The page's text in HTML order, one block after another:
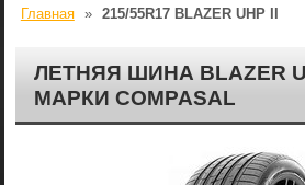
Главная » 215/55R17 BLAZER UHP II
ЛЕТНЯЯ ШИНА BLAZER
МАРКИ COMPASAL